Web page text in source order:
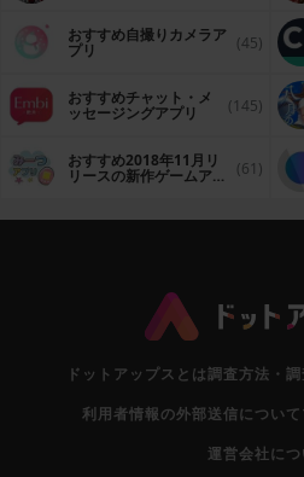
おすすめ自撮りカメラア
プリ (45)
おすすめチャット・メ
ッセージングアプリ (145)
おすすめ2018年11月リ
リースの新作ゲームアプ (61)
ドットアップスとは調査方法・
利用者情報の外部送信について
運営会社につ